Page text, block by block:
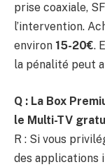
prise coaxiale,
l’intervention.
environ 15-20€.
la pénalité peut
Q : La Box
le Multi-TV
R : Si vous
des applications